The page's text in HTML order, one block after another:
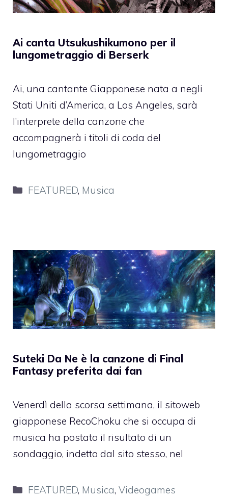
Ai canta Utsukushikumono per il
lungometraggio di Berserk
Ai, una cantante Giapponese nata a negli
Stati Uniti d’America, a Los Angeles, sarà
l’interprete della canzone che
accompagnerà i titoli di coda del
lungometraggio
Categorie
FEATURED, Musica
Suteki Da Ne è la canzone di Final
Fantasy preferita dai fan
Venerdì della scorsa settimana, il sitoweb
giapponese RecoChoku che si occupa di
musica ha postato il risultato di un
sondaggio, indetto dal sito stesso, nel
Categorie
FEATURED, Musica,Videogames